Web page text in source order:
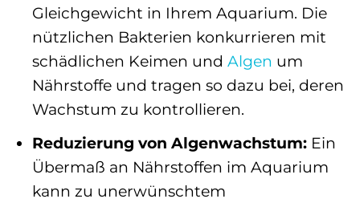
Gleichgewicht in Ihrem Aquarium. Die
nützlichen Bakterien konkurrieren mit
schädlichen Keimen und Algen um
Nährstoffe und tragen so dazu bei, deren
Wachstum zu kontrollieren.
Reduzierung von Algenwachstum:Ein
Übermaß an Nährstoffen im Aquarium
kann zu unerwünschtem